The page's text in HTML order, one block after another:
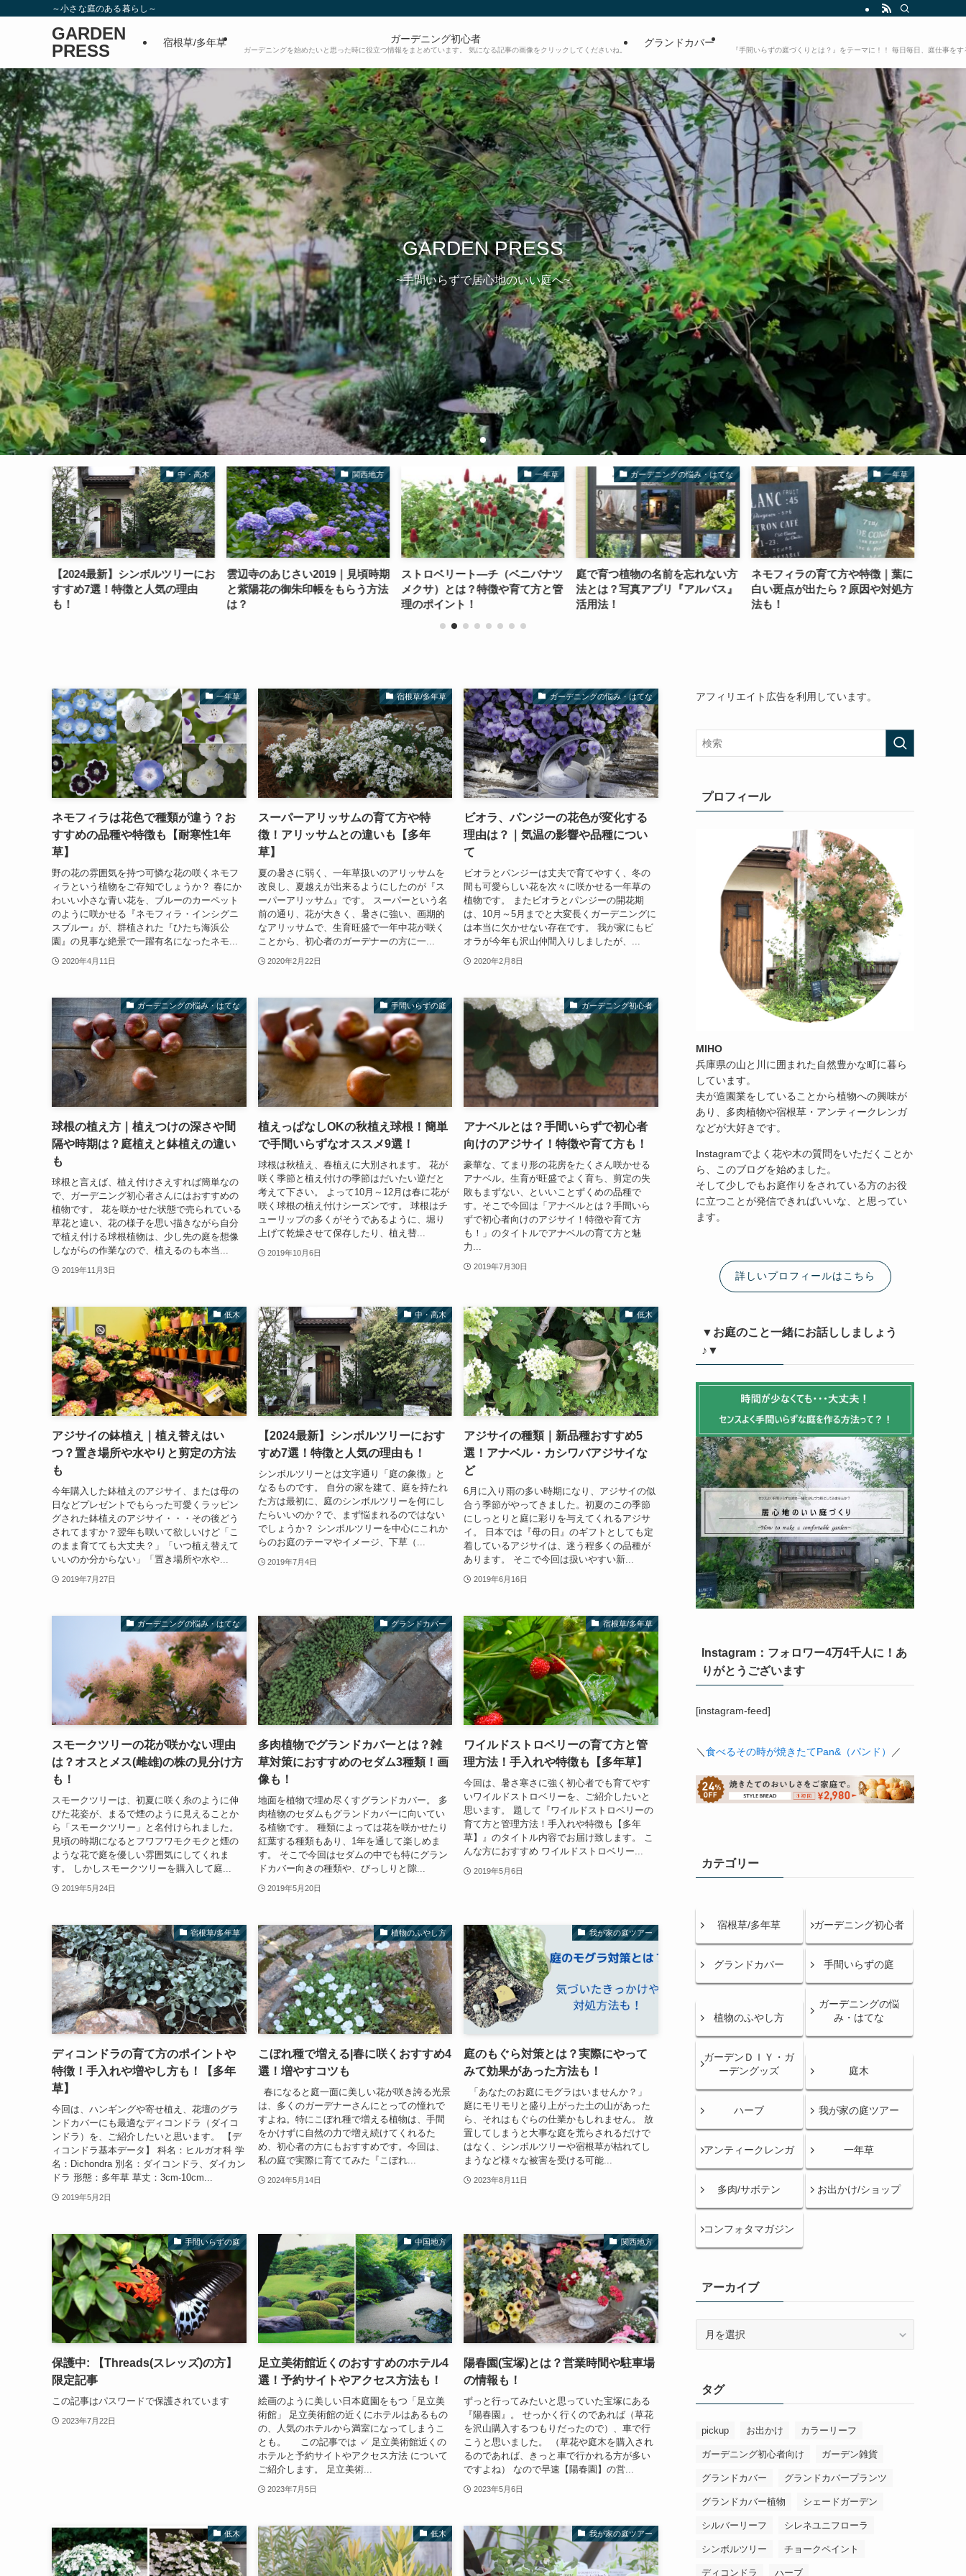
～小さな庭のある暮らし～
GARDEN
PRESS
宿根草/多年草 ガーデニング初心者
ガーデニングを始めたいと思った時に役立つ情報をまとめています。 気になる記事の画像をクリックしてくださいね。
グランドカバー
『手間いらずの庭づくりとは？』をテーマに！！ 毎日毎日、庭仕事
GARDEN PRESS
~手間いらずで居心地のいい庭へ~
GARDEN PRESS
~手間いらずで居心地のいい庭へ~
GARDEN PRESS
~手間いらずで居心地のいい庭へ~
中・高木
【2024最新】シンボルツリーにお
すすめ7選！特徴と人気の理由
も！
関西地方
雲辺寺のあじさい2019｜見頃時期
と紫陽花の御朱印帳をもらう方法
は？
一年草
ストロベリート―チ（ベニバナツ
メクサ）とは？特徴や育て方と管
理のポイント！
ガーデニングの悩み・はてな
庭で育つ植物の名前を忘れない方
法とは？写真アプリ『アルバス』
活用法！
一年草
ネモフィラの育て方や特徴｜葉に
白い斑点が出たら？原因や対処方
法も！
一年草
ネモフィラは花色で種類が違う？お
すすめの品種や特徴も【耐寒性1年
草】
野の花の雰囲気を持つ可憐な花の咲くネモフ
ィラという植物をご存知でしょうか？ 春にか
わいい小さな青い花を、ブルーのカーペット
のように咲かせる『ネモフィラ・インシグニ
スブルー』が、群植された『ひたち海浜公
園』の見事な絶景で一躍有名になったネモ...
2020年4月11日
宿根草/多年草
スーパーアリッサムの育て方や特
徴！アリッサムとの違いも【多年
草】
夏の暑さに弱く、一年草扱いのアリッサムを
改良し、夏越えが出来るようにしたのが『ス
ーパーアリッサム』です。 スーパーという名
前の通り、花が大きく、暑さに強い、画期的
なアリッサムで、生育旺盛で一年中花が咲く
ことから、初心者のガーデナーの方に一...
2020年2月22日
ガーデニングの悩み・はてな
ビオラ、パンジーの花色が変化する
理由は？｜気温の影響や品種につい
て
ビオラとパンジーは丈夫で育てやすく、冬の
間も可愛らしい花を次々に咲かせる一年草の
植物です。 またビオラとパンジーの開花期
は、10月～5月までと大変長くガーデニングに
は本当に欠かせない存在です。 我が家にもビ
オラが今年も沢山仲間入りしましたが、...
2020年2月8日
ガーデニングの悩み・はてな
球根の植え方｜植えつけの深さや間
隔や時期は？庭植えと鉢植えの違い
も
球根と言えば、植え付けさえすれば簡単なの
で、ガーデニング初心者さんにはおすすめの
植物です。 花を咲かせた状態で売られている
草花と違い、花の様子を思い描きながら自分
で植え付ける球根植物は、少し先の庭を想像
しながらの作業なので、植えるのも本当...
2019年11月3日
手間いらずの庭
植えっぱなしOKの秋植え球根！簡単
で手間いらずなオススメ9選！
球根は秋植え、春植えに大別されます。 花が
咲く季節と植え付けの季節はだいたい逆だと
考えて下さい。 よって10月～12月は春に花が
咲く球根の植え付けシーズンです。 球根はチ
ューリップの多くがそうであるように、堀り
上げて乾燥させて保存したり、植え替...
2019年10月6日
ガーデニング初心者
アナベルとは？手間いらずで初心者
向けのアジサイ！特徴や育て方も！
豪華な、てまり形の花房をたくさん咲かせる
アナベル。生育が旺盛でよく育ち、剪定の失
敗もまずない、といいことずくめの品種で
す。そこで今回は「アナベルとは？手間いら
ずで初心者向けのアジサイ！特徴や育て方
も！」のタイトルでアナベルの育て方と魅
力...
2019年7月30日
低木
アジサイの鉢植え｜植え替えはい
つ？置き場所や水やりと剪定の方法
も
今年購入した鉢植えのアジサイ、または母の
日などプレゼントでもらった可愛くラッピン
グされた鉢植えのアジサイ・・・その後どう
されてますか？翌年も咲いて欲しいけど「こ
のまま育てても大丈夫？」「いつ植え替えて
いいのか分からない」「置き場所や水や...
2019年7月27日
中・高木
【2024最新】シンボルツリーにおす
すめ7選！特徴と人気の理由も！
シンボルツリーとは文字通り「庭の象徴」と
なるものです。 自分の家を建て、庭を持たれ
た方は最初に、庭のシンボルツリーを何にし
たらいいのか？で、まず悩まれるのではない
でしょうか？ シンボルツリーを中心にこれか
らのお庭のテーマやイメージ、下草（...
2019年7月4日
低木
アジサイの種類｜新品種おすすめ5
選！アナベル・カシワバアジサイな
ど
6月に入り雨の多い時期になり、アジサイの似
合う季節がやってきました。初夏のこの季節
にしっとりと庭に彩りを与えてくれるアジサ
イ。 日本では『母の日』のギフトとしても定
着しているアジサイは、迷う程多くの品種が
あります。 そこで今回は扱いやすい新...
2019年6月16日
ガーデニングの悩み・はてな
スモークツリーの花が咲かない理由
は？オスとメス(雌雄)の株の見分け方
も！
スモークツリーは、初夏に咲く糸のように伸
びた花姿が、まるで煙のように見えることか
ら「スモークツリー」と名付けられました。
見頃の時期になるとフワフワモクモクと煙の
ような花で庭を優しい雰囲気にしてくれま
す。 しかしスモークツリーを購入して庭...
2019年5月24日
グランドカバー
多肉植物でグランドカバーとは？雑
草対策におすすめのセダム3種類！画
像も！
地面を植物で埋め尽くすグランドカバー。 多
肉植物のセダムもグランドカバーに向いてい
る植物です。 種類によっては花を咲かせたり
紅葉する種類もあり、1年を通して楽しめま
す。 そこで今回はセダムの中でも特にグラン
ドカバー向きの種類や、びっしりと隙...
2019年5月20日
宿根草/多年草
ワイルドストロベリーの育て方と管
理方法！手入れや特徴も【多年草】
今回は、暑さ寒さに強く初心者でも育てやす
いワイルドストロベリーを、ご紹介したいと
思います。 題して『ワイルドストロベリーの
育て方と管理方法！手入れや特徴も【多年
草】』のタイトル内容でお届け致します。 こ
んな方におすすめ ワイルドストロベリー...
2019年5月6日
宿根草/多年草
ディコンドラの育て方のポイントや
特徴！手入れや増やし方も！【多年
草】
今回は、ハンギングや寄せ植え、花壇のグラ
ンドカバーにも最適なディコンドラ（ダイコ
ンドラ）を、ご紹介したいと思います。 【デ
ィコンドラ基本データ】 科名：ヒルガオ科 学
名：Dichondra 別名：ダイコンドラ、ダイカン
ドラ 形態：多年草 草丈：3cm-10cm...
2019年5月2日
植物のふやし方
こぼれ種で増える|春に咲くおすすめ4
選！増やすコツも
春になると庭一面に美しい花が咲き誇る光景
は、多くのガーデナーさんにとっての憧れで
すよね。特にこぼれ種で増える植物は、手間
をかけずに自然の力で増え続けてくれるた
め、初心者の方にもおすすめです。今回は、
私の庭で実際に育ててみた『こぼれ...
2024年5月14日
我が家の庭ツアー
庭のもぐら対策とは？実際にやって
みて効果があった方法も！
「あなたのお庭にモグラはいませんか？」
庭にモリモリと盛り上がった土の山があった
ら、それはもぐらの仕業かもしれません。 放
置してしまうと大事な庭を荒らされるだけで
はなく、シンボルツリーや宿根草が枯れてし
まうなど様々な被害を受ける可能...
2023年8月11日
手間いらずの庭
保護中: 【Threads(スレッズ)の方】
限定記事
この記事はパスワードで保護されています
2023年7月22日
中国地方
足立美術館近くのおすすめのホテル4
選！予約サイトやアクセス方法も！
絵画のように美しい日本庭園をもつ「足立美
術館」 足立美術館の近くにホテルはあるもの
の、人気のホテルから満室になってしまうこ
とも。 この記事では ✓ 足立美術館近くの
ホテルと予約サイトやアクセス方法 について
ご紹介します。 足立美術...
2023年7月5日
関西地方
陽春園(宝塚)とは？営業時間や駐車場
の情報も！
ずっと行ってみたいと思っていた宝塚にある
『陽春園』。 せっかく行くのであれば（草花
を沢山購入するつもりだったので）、車で行
こうと思いました。 （草花や庭木を購入され
るのであれば、きっと車で行かれる方が多い
ですよね） なので早速【陽春園】の営...
2023年5月6日
低木 低木 我が家の庭ツアー
アフィリエイト広告を利用しています。
プロフィール
MIHO
兵庫県の山と川に囲まれた自然豊かな町に暮ら
しています。
夫が造園業をしていることから植物への興味が
あり、多肉植物や宿根草・アンティークレンガ
などが大好きです。
Instagramでよく花や木の質問をいただくことか
ら、このブログを始めました。
そして少しでもお庭作りをされている方のお役
に立つことが発信できればいいな、と思ってい
ます。
詳しいプロフィールはこちら
▼お庭のこと一緒にお話ししましょう
♪▼
Instagram：フォロワー4万4千人に！あ
りがとうございます
[instagram-feed]
＼食べるその時が焼きたてPan&（パンド） ／
カテゴリー
宿根草/多年草 ガーデニング初心者
グランドカバー 手間いらずの庭
植物のふやし方
ガーデニングの悩
み・はてな
ガーデンＤＩＹ・ガ
ーデングッズ
庭木
ハーブ 我が家の庭ツアー
アンティークレンガ 一年草
多肉/サボテン お出かけ/ショップ
コンフォタマガジン
アーカイブ
ブタグ
pickup お出かけ カラーリーフ
ガーデニング初心者向け ガーデン雑貨
グランドカバー グランドカバープランツ
グランドカバー植物 シェードガーデン
シルバーリーフ シレネユニフローラ
シンボルツリー チョークペイント
ディコンドラ ハーブ